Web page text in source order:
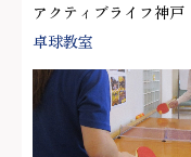
アクティブライフ神戸
卓球教室